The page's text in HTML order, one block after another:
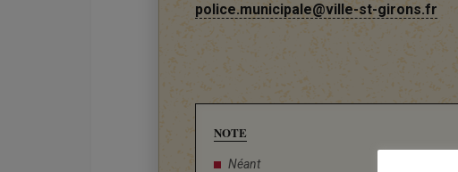
police.municipale@ville-st-girons.fr
NOTE
Néant